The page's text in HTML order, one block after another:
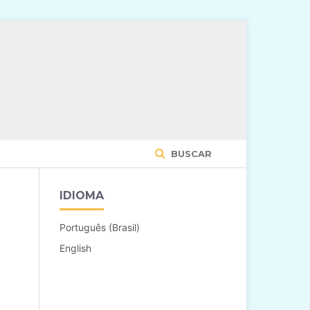
BUSCAR
IDIOMA
Português (Brasil)
English